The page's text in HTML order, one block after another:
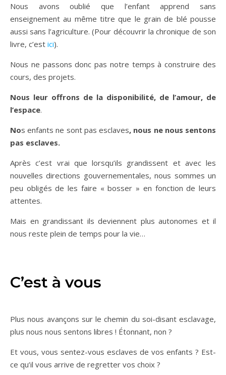
Nous avons oublié que l’enfant apprend sans
enseignement au même titre que le grain de blé pousse
aussi sans l’agriculture. (Pour découvrir la chronique de son
livre, c’est ici).
Nous ne passons donc pas notre temps à construire des
cours, des projets.
Nous leur offrons de la disponibilité, de l’amour, de
l’espace.
Nos enfants ne sont pas esclaves, nous ne nous sentons
pas esclaves.
Après c’est vrai que lorsqu’ils grandissent et avec les
nouvelles directions gouvernementales, nous sommes un
peu obligés de les faire « bosser » en fonction de leurs
attentes.
Mais en grandissant ils deviennent plus autonomes et il
nous reste plein de temps pour la vie…
C’est à vous
Plus nous avançons sur le chemin du soi-disant esclavage,
plus nous nous sentons libres ! Étonnant, non ?
Et vous, vous sentez-vous esclaves de vos enfants ? Est-
ce qu’il vous arrive de regretter vos choix ?